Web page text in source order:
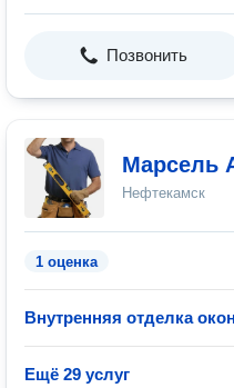
Позвонить
Марсель
Нефтекамск
1 оценка
Внутренняя отделка
Ещё 29 услуг